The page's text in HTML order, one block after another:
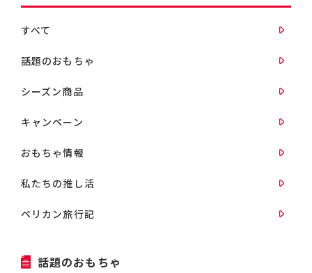
すべて
話題のおもちゃ
シーズン商品
キャンペーン
おもちゃ情報
私たちの推し活
ペリカン旅行記
話題のおもちゃ